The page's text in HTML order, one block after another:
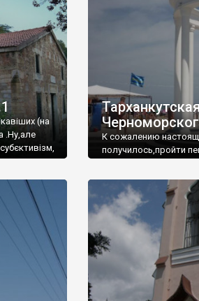
(на
.Ну,але
К сожалению
получилось,пройти